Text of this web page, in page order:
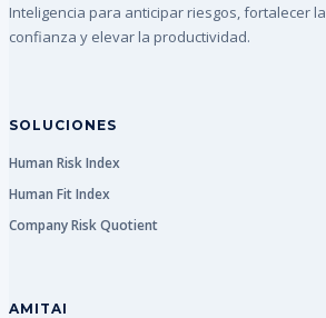
Inteligencia para anticipar riesgos, fortalecer la
confianza y elevar la productividad.
SOLUCIONES
Human Risk Index
Human Fit Index
Company Risk Quotient
AMITAI